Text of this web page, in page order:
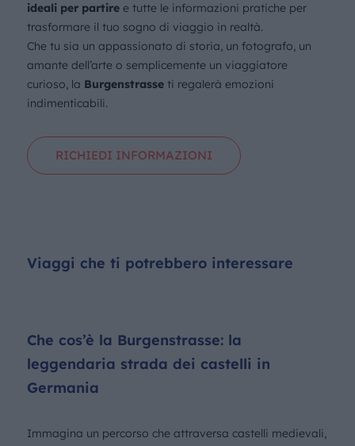
ideali per partiree tutte le informazioni pratiche per
trasformare il tuo sogno di viaggio in realtà.
Che tu sia un appassionato di storia, un fotografo, un
amante dell’arte o semplicemente un viaggiatore
curioso, la Burgenstrasseti regalerà emozioni
indimenticabili.
RICHIEDI INFORMAZIONI
Viaggi che ti potrebbero interessare
Che cos’è la Burgenstrasse: la
leggendaria strada dei castelli in
Germania
Immagina un percorso che attraversa castelli medievali,